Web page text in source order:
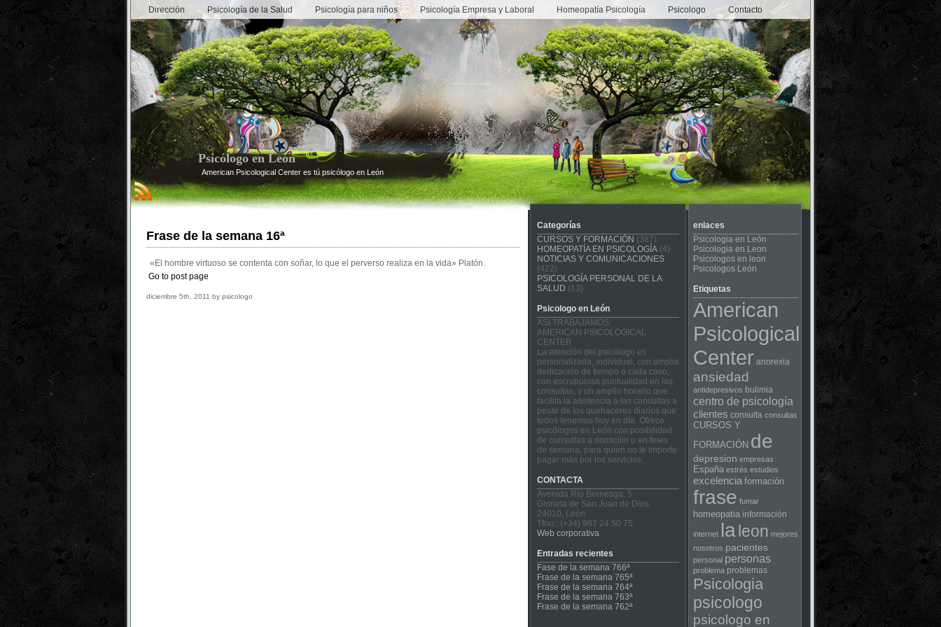
Dirección Psicología de la Salud Psicología para niños Psicología Empresa y Laboral Homeopatía Psicología Psicologo Contacto
Psicólogo en León
American Psicological Center es tú psicólogo en León
Frase de la semana 16ª
«El hombre virtuoso se contenta con soñar, lo que el perverso realiza en la vida» Platón.
Go to post page
diciembre 5th, 2011 by psicologo
Categorías
CURSOS Y FORMACIÓN (387)
HOMEOPATÍA EN PSICOLOGÍA (4)
NOTICIAS Y COMUNICACIONES
(422)
PSICOLOGÍA PERSONAL DE LA
SALUD (13)
Psicologo en León
ASI TRABAJAMOS:
AMERICAN PSICOLOGICAL
CENTER
La atención del psicólogo es
personalizada, individual, con amplia
dedicación de tiempo a cada caso,
con escrupulosa puntualidad en las
consultas, y un amplio horario que
facilita la asistencia a las consultas a
pesar de los quehaceres diarios que
todos tenemos hoy en día. Ofrece
psicólogos en León con posibilidad
de consultas a domicilio o en fines
de semana, para quien no le importe
pagar más por los servicios.
CONTACTA
Avenida Río Bernesga, 5
Glorieta de San Juan de Dios
24010, León.
Tfno.: (+34) 987 24 50 75
Web corporativa
Entradas recientes
Fase de la semana 766ª
Frase de la semana 765ª
Frase de la semana 764ª
Frase de la semana 763ª
Frase de la semana 762ª
enlaces
Psicologia en León
Psicologia en Leon
Psicologos en leon
Psicologos León
Etiquetas
American
Psicological
Center anorexia
ansiedad
antidepresivos bulimia
centro de psicología
clientes consulta consultas
CURSOS Y
FORMACIÓN de
depresion empresas
España estrés estudios
excelencia formación
frase fumar
homeopatia información
internet laleon mejores
nosotros pacientes
personal personas
problema problemas
Psicologia
psicologo
psicologo en